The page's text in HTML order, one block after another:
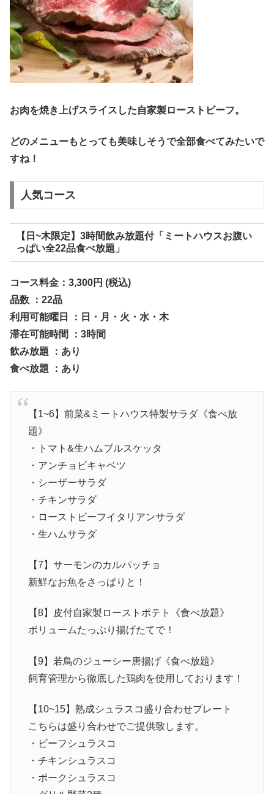
お肉を焼き上げスライスした自家製ローストビーフ。
どのメニューもとっても美味しそうで全部食べてみたいで
すね！
人気コース
【日~木限定】3時間飲み放題付「ミートハウスお腹い
っぱい全22品食べ放題」
コース料金：3,300円 (税込)
品数 ：22品
利用可能曜日 ：日・月・火・水・木
滞在可能時間 ：3時間
飲み放題 ：あり
食べ放題 ：あり
【1~6】前菜&ミートハウス特製サラダ《食べ放
題》
・トマト&生ハムブルスケッタ
・アンチョビキャベツ
・シーザーサラダ
・チキンサラダ
・ローストビーフイタリアンサラダ
・生ハムサラダ
【7】サーモンのカルパッチョ
新鮮なお魚をさっぱりと！
【8】皮付自家製ローストポテト《食べ放題》
ボリュームたっぷり揚げたてで！
【9】若鳥のジューシー唐揚げ《食べ放題》
飼育管理から徹底した鶏肉を使用しております！
【10~15】熟成シュラスコ盛り合わせプレート
こちらは盛り合わせでご提供致します。
・ビーフシュラスコ
・チキンシュラスコ
・ポークシュラスコ